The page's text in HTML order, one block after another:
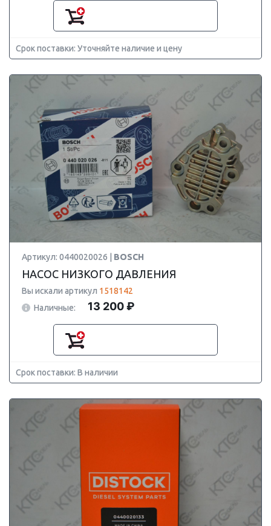
Срок поставки: Уточняйте наличие и цену
Артикул: 0440020026 | BOSCH
НАСОС НИЗКОГО ДАВЛЕНИЯ
Вы искали артикул 1518142
Наличные:
13 200 ₽
Срок поставки: В наличии